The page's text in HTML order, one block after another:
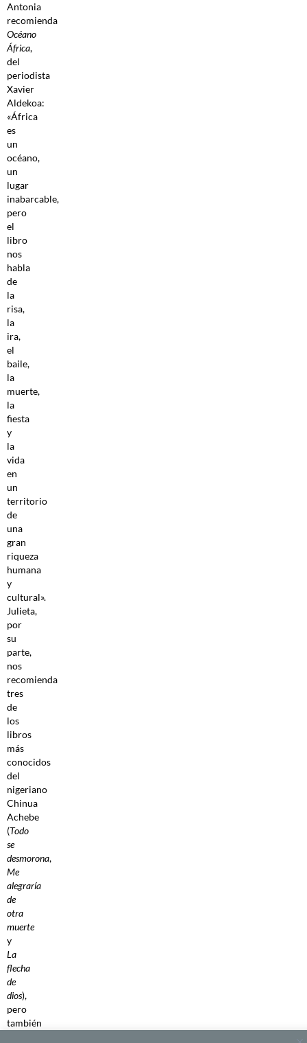
Antonia
recomienda
Océano
África,
del
periodista
Xavier
Aldekoa:
«África
es
un
océano,
un
lugar
inabarcable,
pero
el
libro
nos
habla
de
la
risa,
la
ira,
el
baile,
la
muerte,
la
fiesta
y
la
vida
en
un
territorio
de
una
gran
riqueza
humana
y
cultural».
Julieta,
por
su
parte,
nos
recomienda
tres
de
los
libros
más
conocidos
del
nigeriano
Chinua
Achebe
(Todo
se
desmorona,
Me
alegraría
de
otra
muerte
y
La
flecha
de
dios),
pero
también